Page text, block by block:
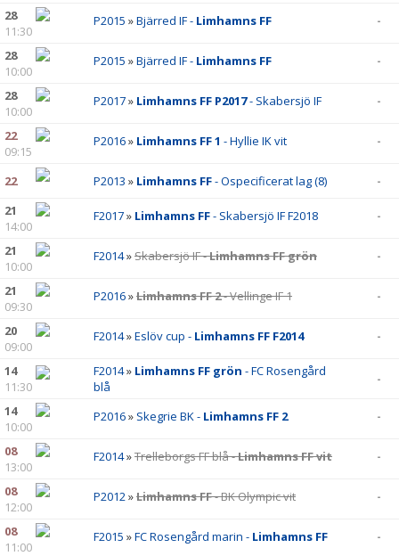
28
11:30
P2015 »Bjärred IF - Limhamns FF -
28
10:00
P2015 »Bjärred IF - Limhamns FF -
28
10:00
P2017» Limhamns FF P2017- Skabersjö IF -
22
09:15
P2016» Limhamns FF 1 - Hyllie IK vit -
22 P2013 » Limhamns FF- Ospecificerat lag (8)
-
21
14:00
F2017» Limhamns FF- Skabersjö IF F2018 -
21
10:00
F2014»Skabersjö IF -Limhamns FF grön -
21
09:30
P2016»Limhamns FF 2- Vellinge IF 1 -
20
09:00
F2014»Eslöv cup - Limhamns FF F2014 -
14
11:30
F2014» Limhamns FF grön - FC Rosengård
blå
-
14
10:00
P2016» Skegrie BK - Limhamns FF 2 -
08
13:00
F2014»Trelleborgs FF blå -Limhamns FF vit -
08
12:00
P2012»Limhamns FF- BK Olympic vit -
08
11:00
F2015 »FC Rosengård marin - Limhamns FF -